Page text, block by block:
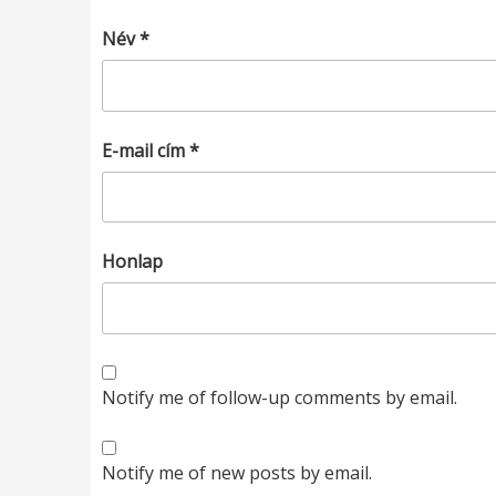
Név*
E-mail cím*
Honlap
Notify me of follow-up comments by email.
Notify me of new posts by email.